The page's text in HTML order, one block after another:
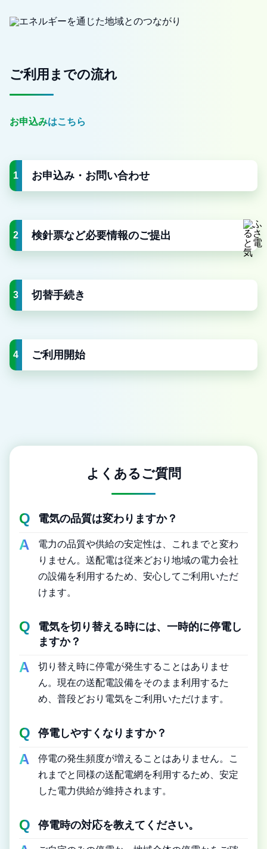
ご利用までの流れ
お申込みはこちら
1 お申込み・お問い合わせ
2 検針票など必要情報のご提出
3 切替手続き
4 ご利用開始
よくあるご質問
電気の品質は変わりますか？
電力の品質や供給の安定性は、これまでと変わ
りません。送配電は従来どおり地域の電力会社
の設備を利用するため、安心してご利用いただ
けます。
電気を切り替える時には、一時的に停電し
ますか？
切り替え時に停電が発生することはありませ
ん。現在の送配電設備をそのまま利用するた
め、普段どおり電気をご利用いただけます。
停電しやすくなりますか？
停電の発生頻度が増えることはありません。こ
れまでと同様の送配電網を利用するため、安定
した電力供給が維持されます。
停電時の対応を教えてください。